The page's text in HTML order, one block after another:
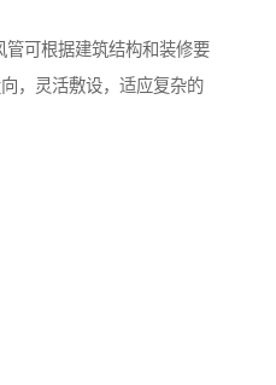
可根据建筑结构和装修要
，灵活敷设，适应复杂的